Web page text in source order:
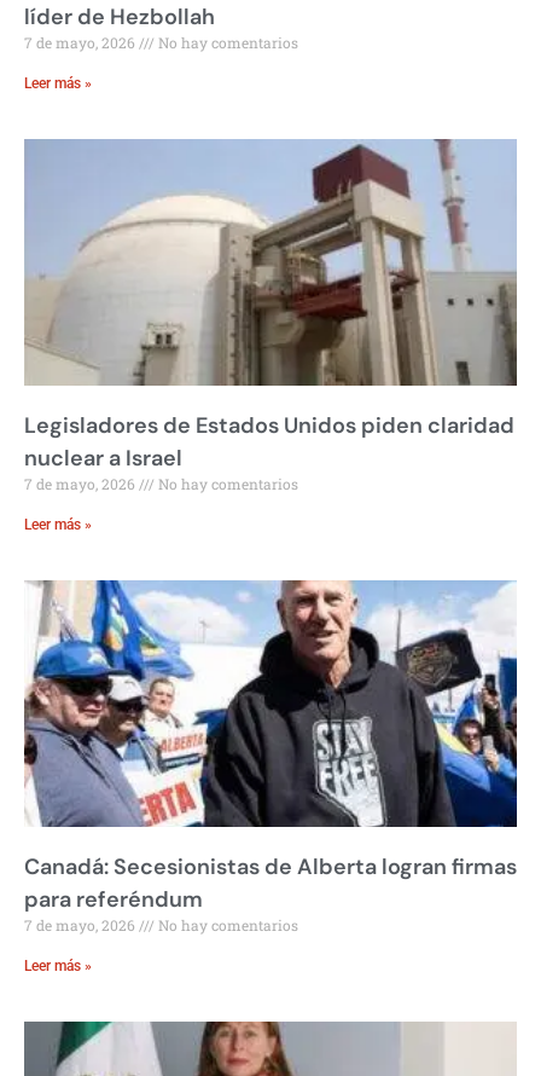
líder de Hezbollah
7 de mayo, 2026 No hay comentarios
Leer más »
Legisladores de Estados Unidos piden claridad
nuclear a Israel
7 de mayo, 2026 No hay comentarios
Leer más »
Canadá: Secesionistas de Alberta logran firmas
para referéndum
7 de mayo, 2026 No hay comentarios
Leer más »